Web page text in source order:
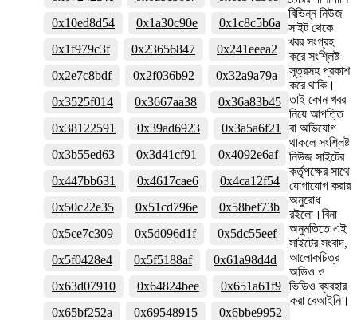
0x10ed8d54
0x1a30c90e
0x1c8c5b6a
0x1f979c3f
0x23656847
0x241eeea2
0x2e7c8bdf
0x2f036b92
0x32a9a79a
0x3525f014
0x3667aa38
0x36a83b45
0x38122591
0x39ad6923
0x3a5a6f21
0x3b55ed63
0x3d41cf91
0x4092e6af
0x447bb631
0x4617cae6
0x4ca12f54
0x50c22e35
0x51cd796e
0x58bef73b
0x5ce7c309
0x5d096d1f
0x5dc55eef
0x5f0428e4
0x5f5188af
0x61a98d4d
0x63d07910
0x64824bee
0x651a61f9
0x65bf252a
0x69548915
0x6bbe9952
বিভিন্ন নিউজ
সাইট থেকে
খবর সংগ্রহ
করে সংশ্লিষ্ট
সূত্রসহ প্রকাশ
করে থাকি।
তাই কোন খবর
নিয়ে আপত্তি
বা অভিযোগ
থাকলে সংশ্লিষ্ট
নিউজ সাইটের
কর্তৃপক্ষের সাথে
যোগাযোগ করার
অনুরোধ
রইলো।বিনা
অনুমতিতে এই
সাইটের সংবাদ,
আলোকচিত্র
অডিও ও
ভিডিও ব্যবহার
করা বেআইনি।